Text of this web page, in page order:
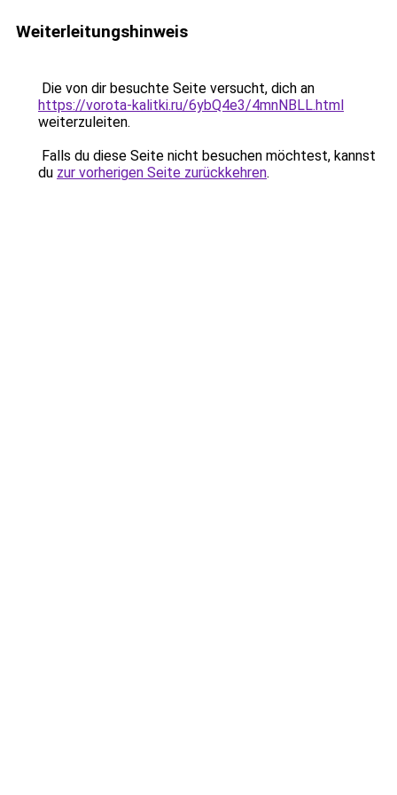
Weiterleitungshinweis
Die von dir besuchte Seite versucht, dich an
https://vorota-kalitki.ru/6ybQ4e3/4mnNBLL.html
weiterzuleiten.
Falls du diese Seite nicht besuchen möchtest, kannst
du zur vorherigen Seite zurückkehren.